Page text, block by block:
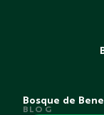
Bosque de
BLOG